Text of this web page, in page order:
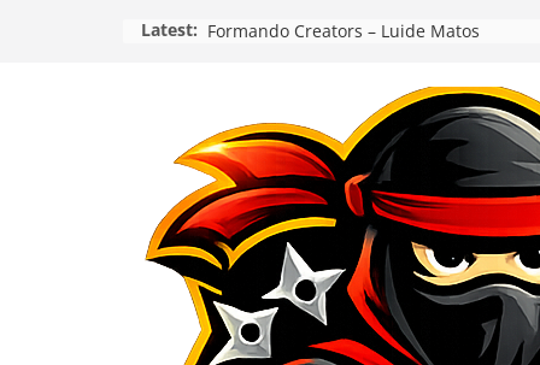
Latest: Formando Creators – Luide Matos